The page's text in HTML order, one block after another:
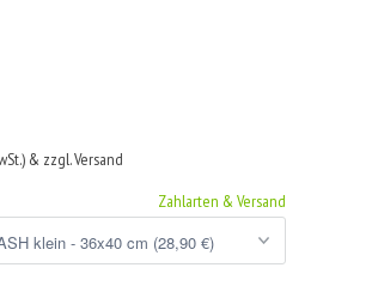
& zzgl. Versand
Zahlarten & Versand